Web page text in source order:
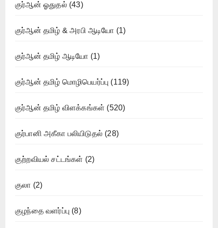
குர்ஆன் ஓதுதல் (43)
குர்ஆன் தமிழ் & அரபி ஆடியோ (1)
குர்ஆன் தமிழ் ஆடியோ (1)
குர்ஆன் தமிழ் மொழிபெயர்ப்பு (119)
குர்ஆன் தமிழ் விளக்கங்கள் (520)
குர்பானி அகீகா பலியிடுதல் (28)
குற்றவியல் சட்டங்கள் (2)
குலா (2)
குழந்தை வளர்ப்பு (8)